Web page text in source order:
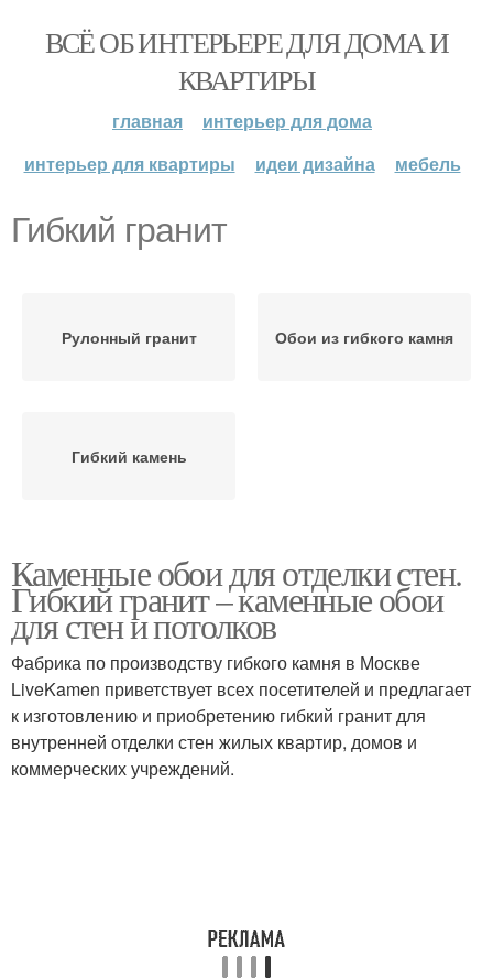
ВСЁ ОБ ИНТЕРЬЕРЕ ДЛЯ ДОМА И
КВАРТИРЫ
главная
интерьер для дома
интерьер для квартиры
идеи дизайна мебель
Гибкий гранит
Рулонный гранит Обои из гибкого камня
Гибкий камень
Каменные обои для отделки стен.
Гибкий гранит – каменные обои
для стен и потолков
Фабрика по производству гибкого камня в Москве
LiveKamen приветствует всех посетителей и предлагает
к изготовлению и приобретению гибкий гранит для
внутренней отделки стен жилых квартир, домов и
коммерческих учреждений.